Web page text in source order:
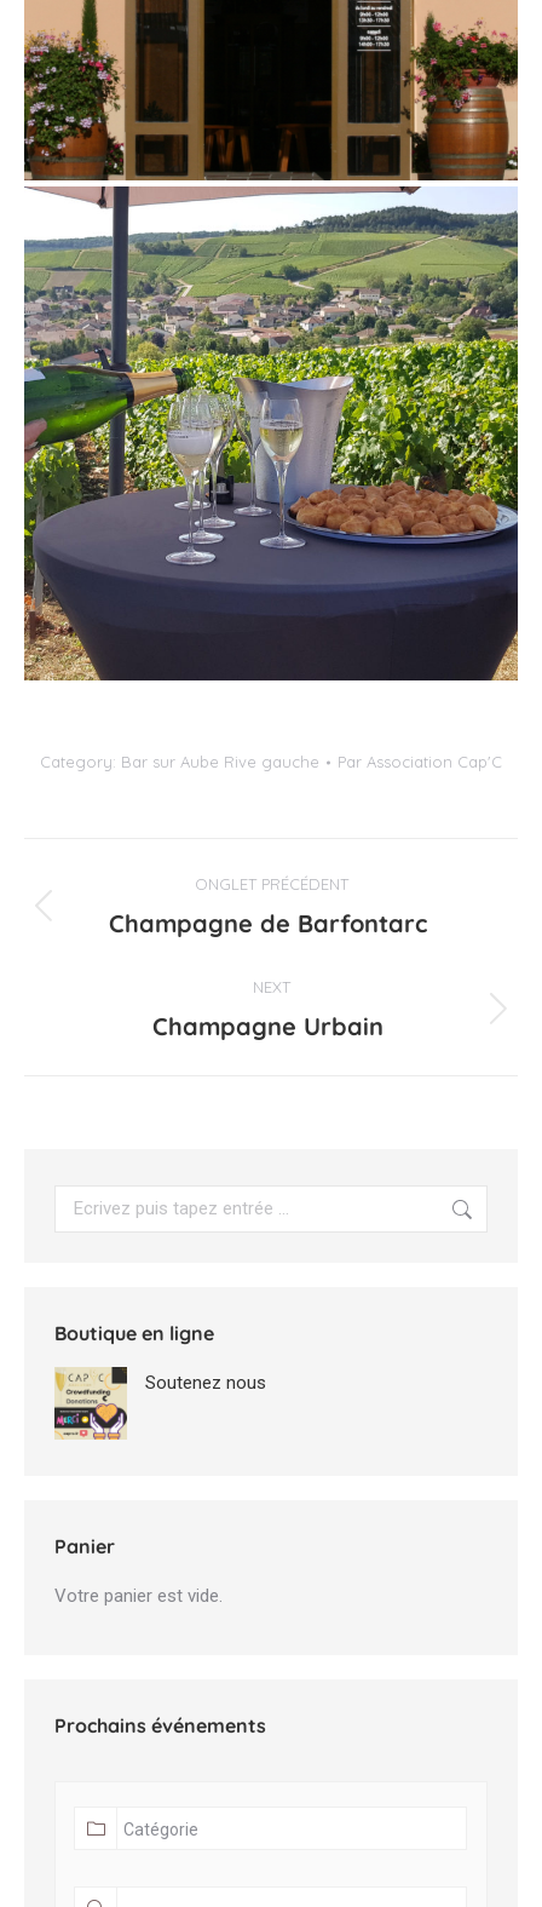
Category: Bar sur Aube Rive gauche Par Association Cap'C
de
commentaire
ONGLET PRÉCÉDENT
Onglet
Champagne de Barfontarc
NEXT
Projets
Champagne Urbain
Search:
Boutique en ligne
Soutenez nous
Panier
Votre panier est vide.
Prochains événements